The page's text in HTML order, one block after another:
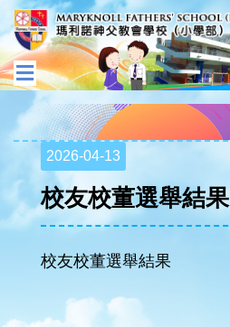
2026-04-13
校友校董選舉結果
校友校董選舉結果